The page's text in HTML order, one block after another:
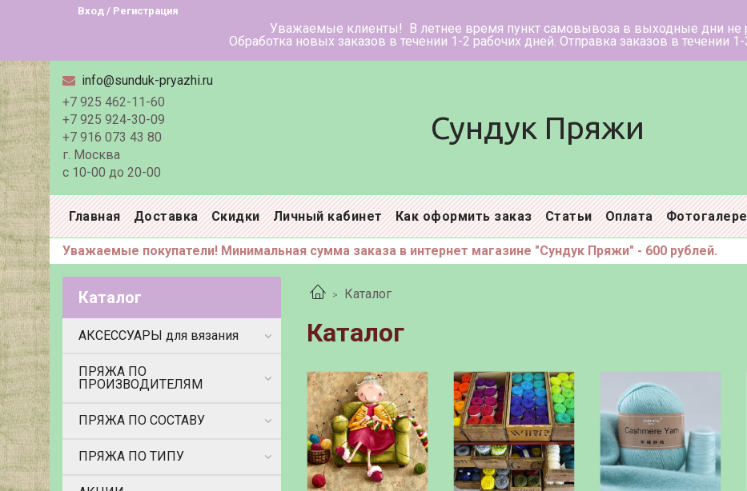
Вход / Регистрация
Уважаемые клиенты! В летнее время пункт самовывоза в
Обработка новых заказов в течении 1-2 рабочих дней. Отправка заказов
info@sunduk-pryazhi.ru
+7 925 462-11-60
+7 925 924-30-09
+7 916 073 43 80
г. Москва
с 10-00 до 20-00
Сундук Пряжи
Главная Доставка Скидки Личный кабинет Как оформить заказ Статьи Оплата
Уважаемые покупатели! Минимальная сумма заказа в интернет магазине "Сундук Пряжи" - 600 рублей.
Каталог
Каталог
Каталог
АКСЕССУАРЫ для вязания
ПРЯЖА ПО
ПРОИЗВОДИТЕЛЯМ
ПРЯЖА ПО СОСТАВУ
ПРЯЖА ПО ТИПУ